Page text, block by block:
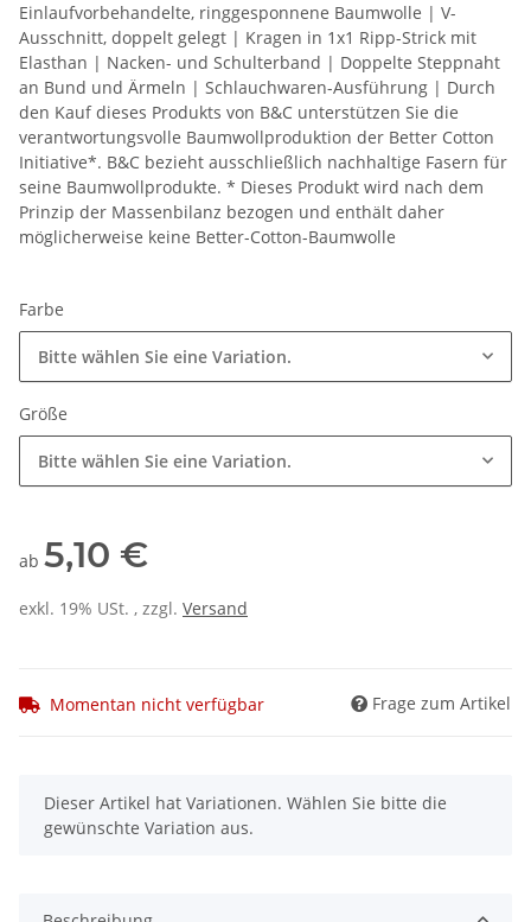
Einlaufvorbehandelte, ringgesponnene Baumwolle | V-
Ausschnitt, doppelt gelegt | Kragen in 1x1 Ripp-Strick mit
Elasthan | Nacken- und Schulterband | Doppelte Steppnaht
an Bund und Ärmeln | Schlauchwaren-Ausführung | Durch
den Kauf dieses Produkts von B&C unterstützen Sie die
verantwortungsvolle Baumwollproduktion der Better Cotton
Initiative*. B&C bezieht ausschließlich nachhaltige Fasern für
seine Baumwollprodukte. * Dieses Produkt wird nach dem
Prinzip der Massenbilanz bezogen und enthält daher
möglicherweise keine Better-Cotton-Baumwolle
Farbe
Bitte wählen Sie eine Variation.
Größe
Bitte wählen Sie eine Variation.
ab 5,10 €
exkl. 19% USt. , zzgl. Versand
Momentan nicht verfügbar Frage zum Artikel
x
Dieser Artikel hat Variationen. Wählen Sie bitte die
gewünschte Variation aus.